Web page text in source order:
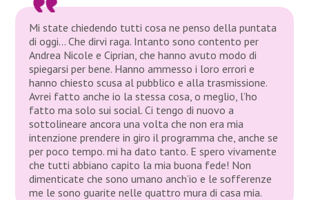
Mi state chiedendo tutti cosa ne penso della puntata
di oggi… Che dirvi raga. Intanto sono contento per
Andrea Nicole e Ciprian, che hanno avuto modo di
spiegarsi per bene. Hanno ammesso i loro errori e
hanno chiesto scusa al pubblico e alla trasmissione.
Avrei fatto anche io la stessa cosa, o meglio, l’ho
fatto ma solo sui social. Ci tengo di nuovo a
sottolineare ancora una volta che non era mia
intenzione prendere in giro il programma che, anche se
per poco tempo. mi ha dato tanto. E spero vivamente
che tutti abbiano capito la mia buona fede! Non
dimenticate che sono umano anch’io e le sofferenze
me le sono guarite nelle quattro mura di casa mia.